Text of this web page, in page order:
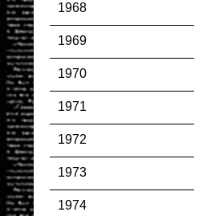
1968
1969
1970
1971
1972
1973
1974